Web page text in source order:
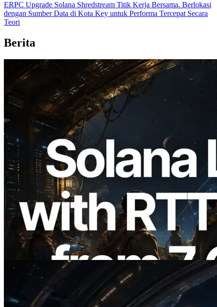
ERPC Upgrade Solana Shredstream Titik Kerja Bersama. Berlokasi
dengan Sumber Data di Kota Key untuk Performa Tercepat Secara
Teori
Berita
2026.08.05
ERPC Memperluas Solana Leader Slot
API dengan Pengukuran Ping dari 7
Region Global — Validators Information
API Juga Diluncurkan